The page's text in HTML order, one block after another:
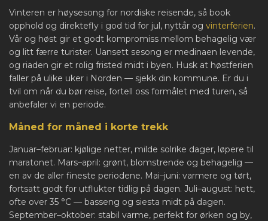
Vinteren er høysesong for nordiske reisende, så book
opphold og direktefly i god tid for jul, nyttår og vinterferien.
Vår og høst gir et godt kompromiss mellom behagelig vær
og litt færre turister. Uansett sesong er medinaen levende,
og riaden gir et rolig fristed midt i byen. Husk at høstferien
faller på ulike uker i Norden — sjekk din kommune. Er du i
tvil om når du bør reise, fortell oss formålet med turen, så
anbefaler vi en periode.
Måned for måned i korte trekk
Januar–februar: kjølige netter, milde solrike dager, løpere til
maratonet. Mars–april: grønt, blomstrende og behagelig —
en av de aller fineste periodene. Mai–juni: varmere og tørt,
fortsatt godt for utflukter tidlig på dagen. Juli–august: hett,
ofte over 35 °C — basseng og siesta midt på dagen.
September–oktober: stabil varme, perfekt for ørken og by,